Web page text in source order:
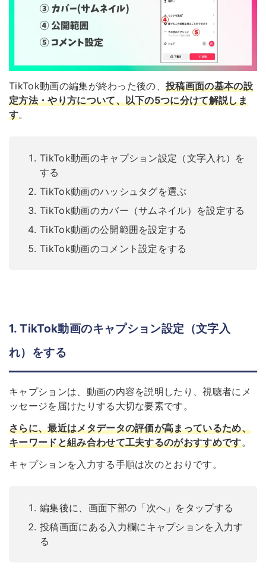
TikTok動画の編集が終わった後の、投稿画面の基本の設
定方法・やり方について、以下の5つに分けて解説しま
す。
TikTok動画のキャプション設定（文字入れ）を
する
TikTok動画のハッシュタグを選ぶ
TikTok動画のカバー（サムネイル）を設定する
TikTok動画の公開範囲を設定する
TikTok動画のコメント設定をする
1. TikTok動画のキャプション設定（文字入
れ）をする
キャプションは、動画の内容を説明したり、視聴者にメ
ッセージを届けたりする大切な要素です。
さらに、最近はメタデータの評価が高まっているため、
キーワードと組み合わせて工夫するのがおすすめです。
キャプションを入力する手順は次のとおりです。
編集後に、画面下部の「次へ」をタップする
投稿画面にある入力欄にキャプションを入力す
る